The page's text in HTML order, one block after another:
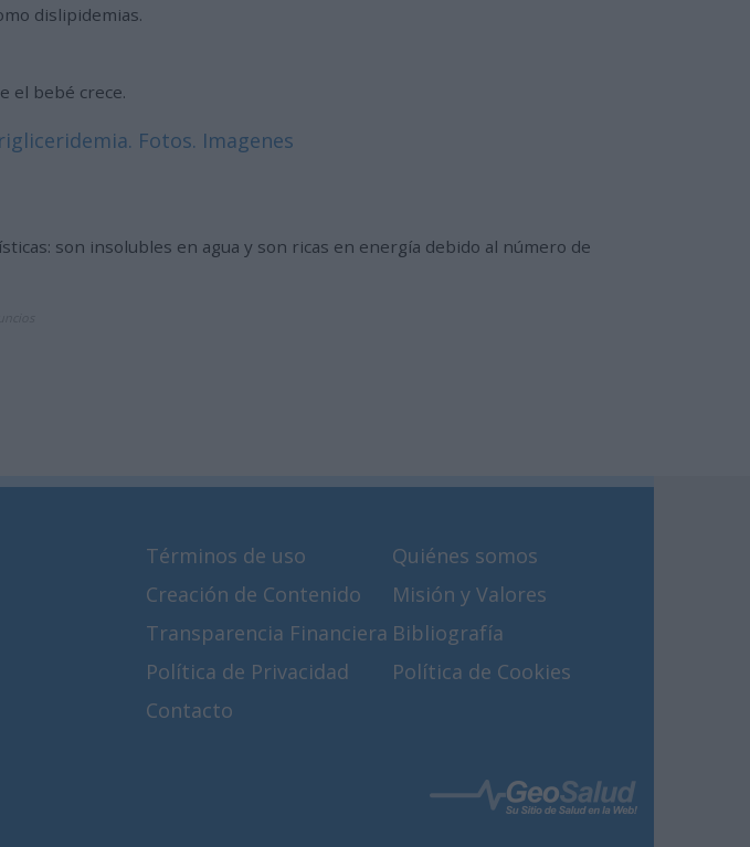
dislipidemias.
el bebé crece.
Fotos. Imagenes
son insolubles en agua y son ricas en energía debido al número de
Términos de uso
Quiénes somos
Creación de Contenido
Misión y Valores
Transparencia Financiera Bibliografía
Política de Privacidad
Política de Cookies
Contacto